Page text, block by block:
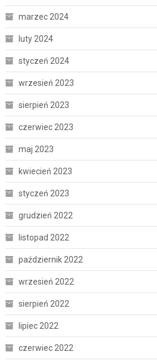
marzec 2024
luty 2024
styczeń 2024
wrzesień 2023
sierpień 2023
czerwiec 2023
maj 2023
kwiecień 2023
styczeń 2023
grudzień 2022
listopad 2022
październik 2022
wrzesień 2022
sierpień 2022
lipiec 2022
czerwiec 2022